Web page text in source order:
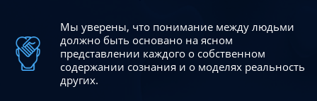
Мы уверены, что понимание между людьми
должно быть основано на ясном
представлении каждого о собственном
содержании сознания и о моделях реальность
других.